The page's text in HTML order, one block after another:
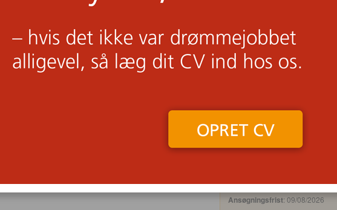
Samarbejdsområde,
Hovedstaden, Sjælland,
Opslået: 09/07/2026
Ansøgningsfrist: 09/08/2026
studiejobbet på StudenterGuiden.dk